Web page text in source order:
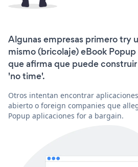
Algunas empresas primero try
mismo (bricolaje) eBook
que afirma que puede
'no time'.
Otros intentan encontrar
abierto o foreign companies que
Popup aplicaciones for a bargain.